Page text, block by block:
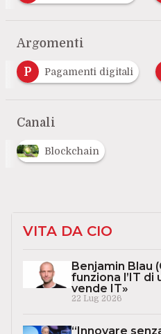
Argomenti
Pagamenti digitali
Canali
Blockchain
VITA DA CIO
Benjamin Blau
funziona l’IT di
vende IT»
22 Lug 2026
“Innovare